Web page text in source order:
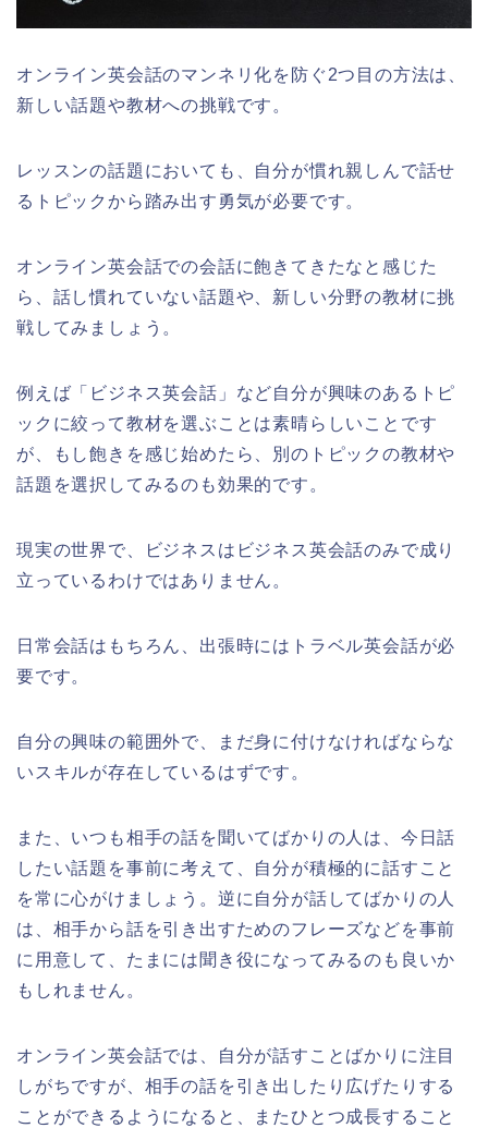
オンライン英会話のマンネリ化を防ぐ2つ目の方法は、
新しい話題や教材への挑戦です。
レッスンの話題においても、自分が慣れ親しんで話せ
るトピックから踏み出す勇気が必要です。
オンライン英会話での会話に飽きてきたなと感じた
ら、話し慣れていない話題や、新しい分野の教材に挑
戦してみましょう。
例えば「ビジネス英会話」など自分が興味のあるトピ
ックに絞って教材を選ぶことは素晴らしいことです
が、もし飽きを感じ始めたら、別のトピックの教材や
話題を選択してみるのも効果的です。
現実の世界で、ビジネスはビジネス英会話のみで成り
立っているわけではありません。
日常会話はもちろん、出張時にはトラベル英会話が必
要です。
自分の興味の範囲外で、まだ身に付けなければならな
いスキルが存在しているはずです。
また、いつも相手の話を聞いてばかりの人は、今日話
したい話題を事前に考えて、自分が積極的に話すこと
を常に心がけましょう。逆に自分が話してばかりの人
は、相手から話を引き出すためのフレーズなどを事前
に用意して、たまには聞き役になってみるのも良いか
もしれません。
オンライン英会話では、自分が話すことばかりに注目
しがちですが、相手の話を引き出したり広げたりする
ことができるようになると、またひとつ成長すること